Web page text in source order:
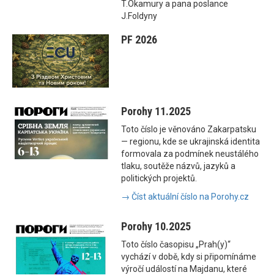
T.Okamury a pana poslance
J.Foldyny
PF 2026
Porohy 11.2025
Toto číslo je věnováno Zakarpatsku
— regionu, kde se ukrajinská identita
formovala za podmínek neustálého
tlaku, soutěže názvů, jazyků a
politických projektů.
→ Číst aktuální číslo na Porohy.cz
Porohy 10.2025
Toto číslo časopisu „Prah(y)“
vychází v době, kdy si připomínáme
výročí událostí na Majdanu, které